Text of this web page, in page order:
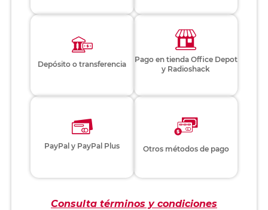
Depósito o transferencia
Pago en tienda Office Depot
y Radioshack
PayPal y PayPal Plus Otros métodos de pago
Consulta términos y condiciones